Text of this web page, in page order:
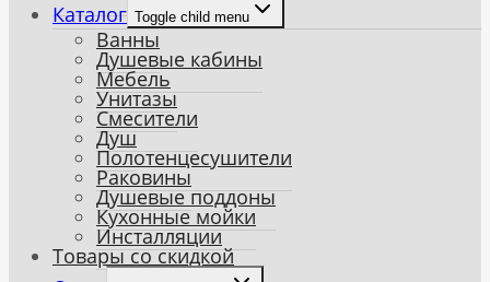
Каталог Toggle child menu
Ванны
Душевые кабины
Мебель
Унитазы
Смесители
Душ
Полотенцесушители
Раковины
Душевые поддоны
Кухонные мойки
Инсталляции
Товары со скидкой